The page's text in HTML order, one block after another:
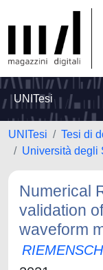
UNITesi
UNITesi
Tesi di
Università degli
Numerical
validation
waveform